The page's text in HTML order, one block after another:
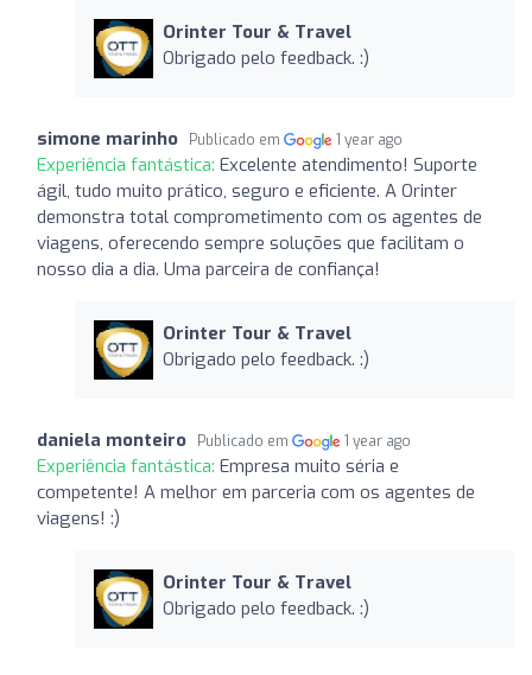
Orinter Tour & Travel
Obrigado pelo feedback. :)
simone marinho Publicado em 1 year ago
Experiência fantástica: Excelente atendimento! Suporte
ágil, tudo muito prático, seguro e eficiente. A Orinter
demonstra total comprometimento com os agentes de
viagens, oferecendo sempre soluções que facilitam o
nosso dia a dia. Uma parceira de confiança!
Orinter Tour & Travel
Obrigado pelo feedback. :)
daniela monteiro Publicado em 1 year ago
Experiência fantástica: Empresa muito séria e
competente! A melhor em parceria com os agentes de
viagens! :)
Orinter Tour & Travel
Obrigado pelo feedback. :)